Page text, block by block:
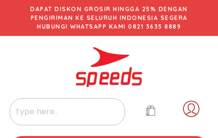
DAPAT DISKON GROSIR HINGGA 25% DENGAN
PENGIRIMAN KE SELURUH INDONESIA SEGERA
HUBUNGI WHATSAPP KAMI 0821 3635 8889